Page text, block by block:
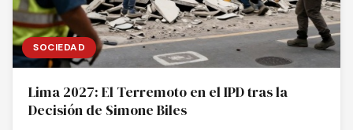
SOCIEDAD
Lima 2027: El Terremoto en el IPD tras la
Decisión de Simone Biles